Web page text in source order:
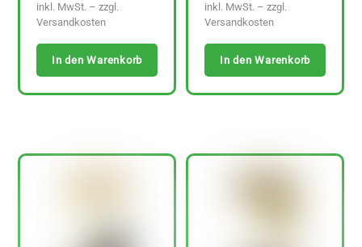
inkl. MwSt. – zzgl.
Versandkosten
In den Warenkorb
inkl. MwSt. – zzgl.
Versandkosten
In den Warenkorb